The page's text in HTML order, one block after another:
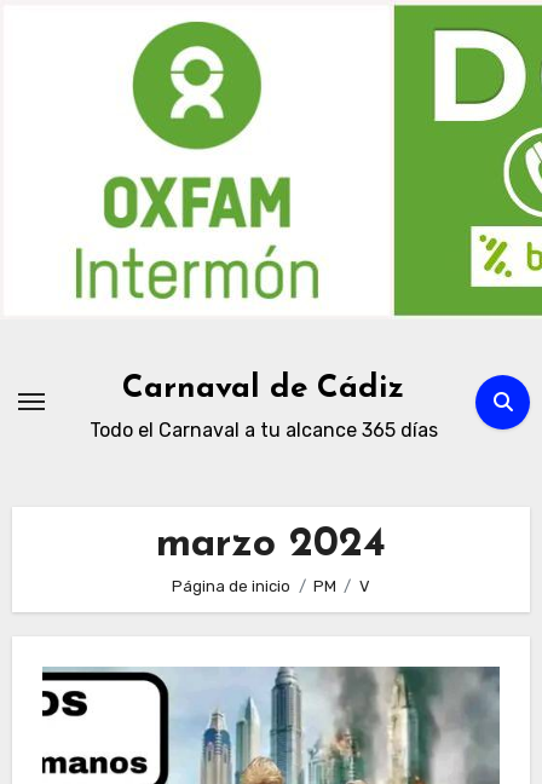
Carnaval de Cádiz
Todo el Carnaval a tu alcance 365 días
marzo 2024
Página de inicio PM V